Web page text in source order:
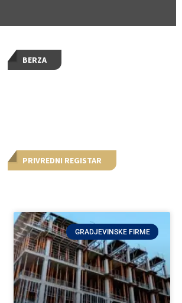
BERZA
PRIVREDNI REGISTAR
GRADJEVINSKE FIRME